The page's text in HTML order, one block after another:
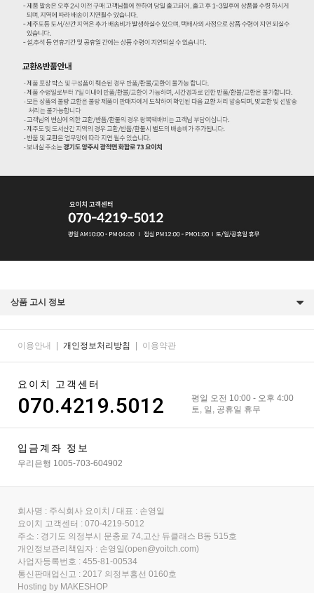
상품 고시 정보
이용안내 | 개인정보처리방침 | 이용약관
요이치 고객센터
070.4219.5012
평일 오전 10:00 - 오후 4:00
토, 일, 공휴일 휴무
입금계좌 정보
우리은행 1005-703-604902
회사명 : 주식회사 요이치 / 대표 : 손영일
요이치 고객센터 : 070-4219-5012
주소 : 경기도 의정부시 문충로 74,고산 듀클래스 B동 515호
개인정보관리책임자 : 손영일(open@yoitch.com)
사업자등록번호 : 455-81-00534
통신판매업신고 : 2017 의정부흥선 0160호
Hosting by MAKESHOP